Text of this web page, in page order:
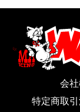
会
特定商取